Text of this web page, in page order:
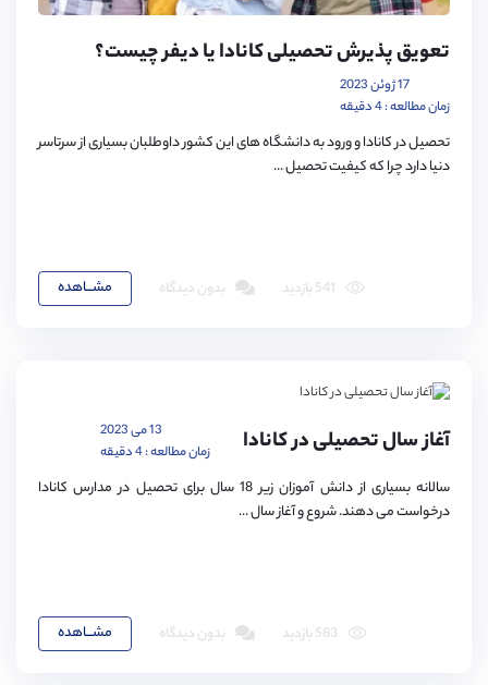
تعویق پذیرش تحصیلی کانادا یا دیفر چیست؟
17 ژوئن 2023
زمان مطالعه : 4 دقیقه
تحصیل در کانادا و ورود به دانشگاه های این کشور داوطلبان بسیاری از سرتاسر
دنیا دارد چرا که کیفیت تحصیل ...
مشـــاهده بدون دیدگاه
آغاز سال تحصیلی در کانادا
13 می 2023
زمان مطالعه : 4 دقیقه
سالانه بسیاری از دانش آموزان زیر 18 سال برای تحصیل در مدارس کانادا
درخواست می دهند. شروع و آغاز سال ...
مشـــاهده بدون دیدگاه